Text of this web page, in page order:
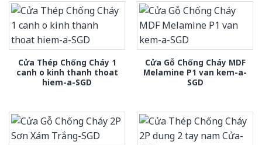
Cửa Thép Chống Cháy 1
canh o kinh thanh thoat
hiem-a-SGD
Cửa Gỗ Chống Cháy MDF
Melamine P1 van kem-a-
SGD